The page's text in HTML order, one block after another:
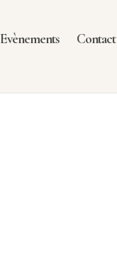
Evènements Contact